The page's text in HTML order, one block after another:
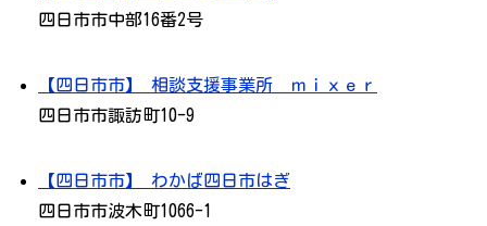
四日市市中部16番2号
【四日市市】 相談支援事業所 ｍｉｘｅｒ
四日市市諏訪町10-9
【四日市市】 わかば四日市はぎ
四日市市波木町1066-1